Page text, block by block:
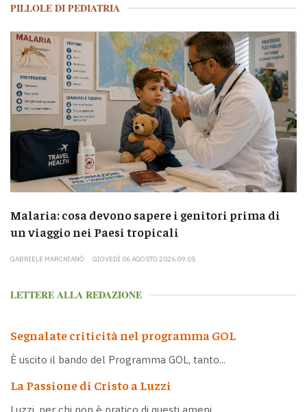
PILLOLE DI PEDIATRIA
Malaria: cosa devono sapere i genitori prima di
un viaggio nei Paesi tropicali
GABRIELE MARCHIANÒ GIOVEDÌ 06 AGOSTO 2026 09:05
LETTERE ALLA REDAZIONE
Segnalate criticità nel programma GOL
È uscito il bando del Programma GOL, tanto...
La Passione di Cristo a Luzzi